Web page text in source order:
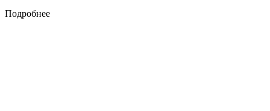
Подробнее